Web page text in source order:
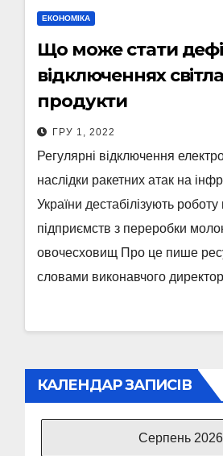
ЕКОНОМІКА
Що може стати
відключеннях
продукти
ГРУ 1, 2022
Регулярні відключення
наслідки ракетних атак на
України дестабілізують
підприємств з переробки
овочесховищ Про це пише
словами виконавчого
КАЛЕНДАР ЗАПИСІВ
Серпень 2026